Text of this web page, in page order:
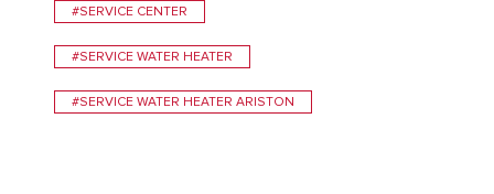
#SERVICE CENTER
#SERVICE WATER HEATER
#SERVICE WATER HEATER ARISTON